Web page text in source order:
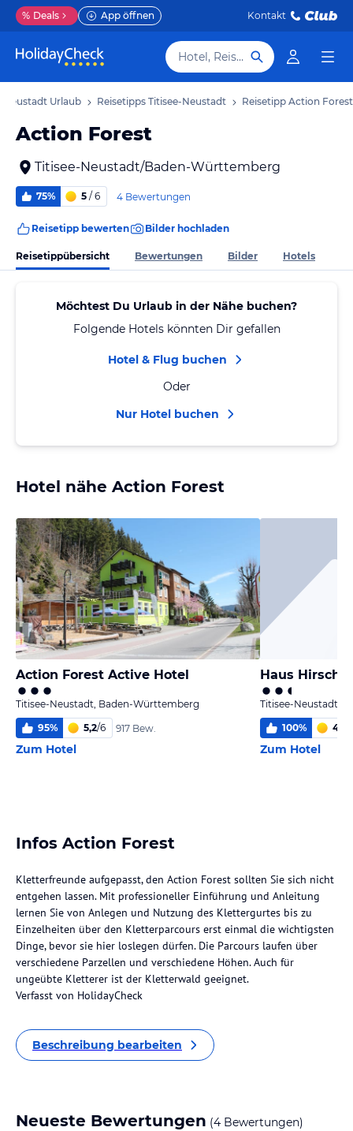
% Deals App öffnen Kontakt
Hotel, Reiseziel
Neustadt Urlaub Reisetipps Titisee-Neustadt Reisetipp Action Forest
Action Forest
Titisee-Neustadt/Baden-Württemberg
75% 5 / 6 4 Bewertungen
Reisetipp bewerten Bilder hochladen
Reisetippübersicht Bewertungen Bilder Hotels
Möchtest Du Urlaub in der Nähe buchen?
Folgende Hotels könnten Dir gefallen
Hotel & Flug buchen
Oder
Nur Hotel buchen
Hotel nähe Action Forest
Action Forest Active Hotel
Titisee-Neustadt, Baden-Württemberg
95% 5,2/6 917 Bew.
Zum Hotel
Haus
Titisee-Neustadt,
100% 4,0
Zum Hotel
Infos Action Forest
Kletterfreunde aufgepasst, den Action Forest sollten Sie sich nicht
entgehen lassen. Mit professioneller Einführung und Anleitung
lernen Sie von Anlegen und Nutzung des Klettergurtes bis zu
Einzelheiten über den Kletterparcours erst einmal die wichtigsten
Dinge, bevor sie hier loslegen dürfen. Die Parcours laufen über
verschiedene Parzellen und verschiedene Höhen. Auch für
ungeübte Kletterer ist der Kletterwald geeignet.
Verfasst von HolidayCheck
Beschreibung bearbeiten
Neueste Bewertungen (4 Bewertungen)